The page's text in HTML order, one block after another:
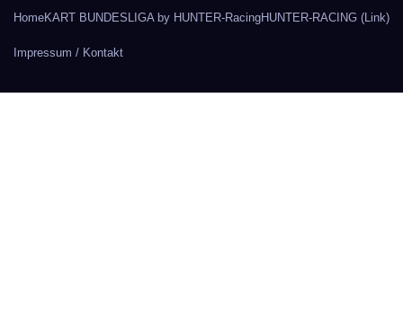
HomeKART BUNDESLIGA by HUNTER-RacingHUNTER-RACING (Link)
Impressum / Kontakt